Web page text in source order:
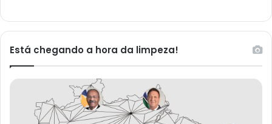
Está chegando a hora da limpeza!